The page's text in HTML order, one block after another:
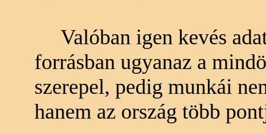
Valóban igen kevés
forrásban ugyanaz a
szerepel, pedig munkái
hanem az ország több